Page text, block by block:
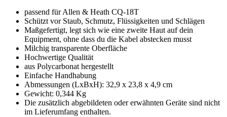
passend für Allen & Heath CQ-18T
Schützt vor Staub, Schmutz, Flüssigkeiten und Schlägen
Maßgefertigt, legt sich wie eine zweite Haut auf dein
Equipment, ohne dass du die Kabel abstecken musst
Milchig transparente Oberfläche
Hochwertige Qualität
aus Polycarbonat hergestellt
Einfache Handhabung
Abmessungen (LxBxH): 32,9 x 23,8 x 4,9 cm
Gewicht: 0,344 Kg
Die zusätzlich abgebildeten oder erwähnten Geräte sind nicht
im Lieferumfang enthalten.